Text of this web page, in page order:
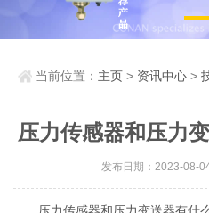
当前位置： 主页 > 资讯中心 >
压力传感器和压力
发布日期：2023-08-